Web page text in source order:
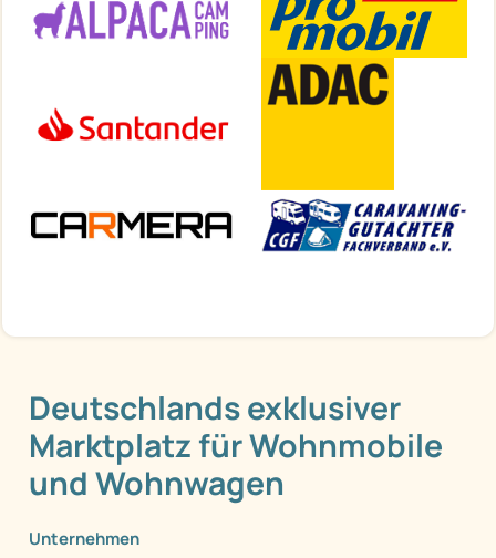
Deutschlands exklusiver
Marktplatz für Wohnmobile
und Wohnwagen
Unternehmen